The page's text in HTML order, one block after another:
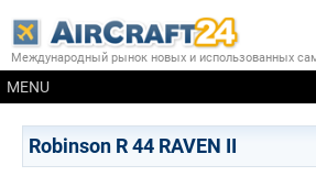
Международный рынок новых и использованных
MENU
Robinson R 44 RAVEN II